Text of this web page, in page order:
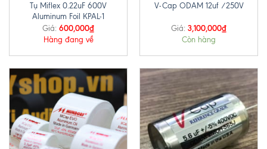
Tụ Miflex 0.22uF 600V
Aluminum Foil KPAL-1
Giá: 600,000₫
Hàng đang về
V-Cap ODAM 12uf /250V
Giá: 3,100,000₫
Còn hàng